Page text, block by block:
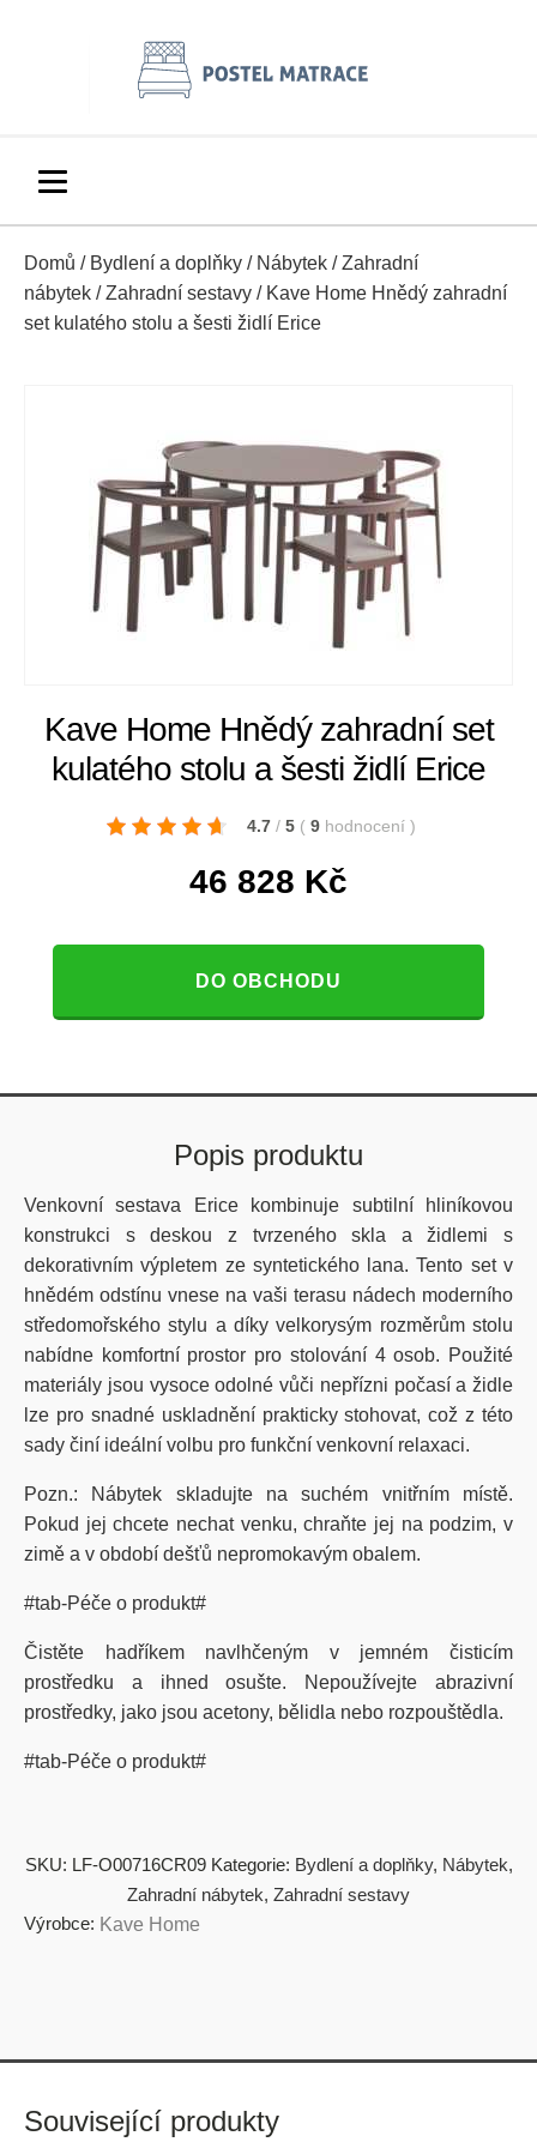
Domů / Bydlení a doplňky / Nábytek /Zahradní
nábytek /Zahradní sestavy / Kave Home Hnědý zahradní
set kulatého stolu a šesti židlí Erice
Kave Home Hnědý zahradní set
kulatého stolu a šesti židlí Erice
4.7 / 5 ( 9 hodnocení )
46 828 Kč
DO OBCHODU
Popis produktu
Venkovní sestava Erice kombinuje subtilní hliníkovou
konstrukci s deskou z tvrzeného skla a židlemi s
dekorativním výpletem ze syntetického lana. Tento set v
hnědém odstínu vnese na vaši terasu nádech moderního
středomořského stylu a díky velkorysým rozměrům stolu
nabídne komfortní prostor pro stolování 4 osob. Použité
materiály jsou vysoce odolné vůči nepřízni počasí a židle
lze pro snadné uskladnění prakticky stohovat, což z této
sady činí ideální volbu pro funkční venkovní relaxaci.
Pozn.: Nábytek skladujte na suchém vnitřním místě.
Pokud jej chcete nechat venku, chraňte jej na podzim, v
zimě a v období dešťů nepromokavým obalem.
#tab-Péče o produkt#
Čistěte hadříkem navlhčeným v jemném čisticím
prostředku a ihned osušte. Nepoužívejte abrazivní
prostředky, jako jsou acetony, bělidla nebo rozpouštědla.
#tab-Péče o produkt#
SKU: LF-O00716CR09 Kategorie: Bydlení a doplňky, Nábytek,
Zahradní nábytek, Zahradní sestavy
Výrobce: Kave Home
Související produkty